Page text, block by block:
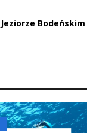
Bodeńskim